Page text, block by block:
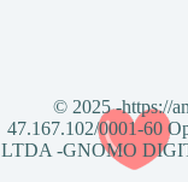
© 2025 -https://
47.167.102/0001-60
LTDA -GNOMO